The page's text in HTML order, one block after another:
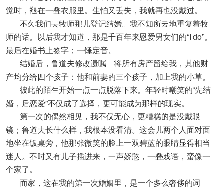
觉时，褪在一叠衣服里。生怕又丢失，我就再也没戴过。
不久我们去牧师那儿登记结婚。我不知所云地重复着牧
师的话。以后我才知道，那是千百年来恩爱男女们的“I do”。
最后在婚书上签字；一锤定音。
结婚后，鲁道夫修改遗嘱，将所有房产留给我，其他财
产均分给四个孩子：他和前妻的三个孩子，加上我的小草。
彼此的陌生开始一点一点脱落下来。年轻时嘲笑的“先结
婚，后恋爱”不仅成了选择，更可能成为那样的现实。
第一次的偶然相见，我不仅无心，更糟糕的是没戴眼
镜；鲁道夫长什么样，我根本没看清。这会儿两个人面对面
地坐在饭桌旁，他那张微笑的脸上一双碧蓝的眼睛显得相当
迷人。不时又有儿子插进来，一声娇憨，一叠戏语，蛮像一
个家了。
而家，这在我的第一次婚姻里，是一个多么奢侈的词